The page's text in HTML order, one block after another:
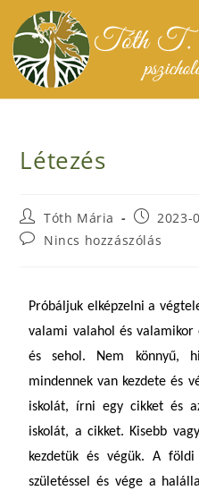
Létezés
Tóth Mária 2023-
Nincs hozzászólás
Próbáljuk elképzelni a
valami valahol és valamikor
és sehol. Nem könnyű,
mindennek van kezdete és
iskolát, írni egy cikket és
iskolát, a cikket. Kisebb
kezdetük és végük. A
születéssel és vége a